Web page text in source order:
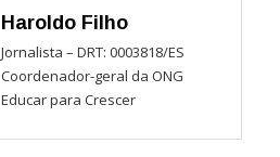
Haroldo Filho
Jornalista – DRT: 0003818/ES
Coordenador-geral da ONG
Educar para Crescer